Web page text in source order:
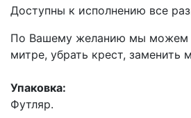
Доступны к исполнению все
По Вашему желанию мы можем
митре, убрать крест, заменить
Упаковка:
Футляр.